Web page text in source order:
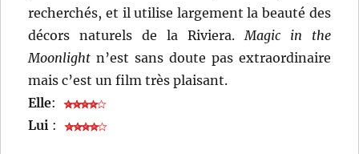
recherchés, et il utilise largement la beauté des
décors naturels de la Riviera.Magic in the
Moonlight n’est sans doute pas extraordinaire
mais c’est un film très plaisant.
Elle:
Lui :